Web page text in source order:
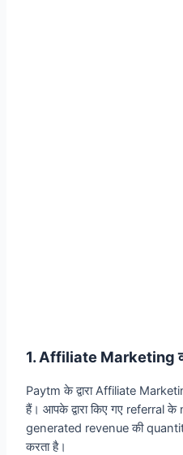
1. Affiliate Marketing
Paytm के द्वारा Affiliate
हैं। आपके द्वारा किए गए referral के
generated revenue की
करता है।